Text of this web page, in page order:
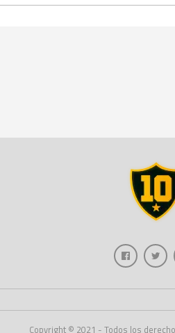
Copyright © 2021 - Todos los